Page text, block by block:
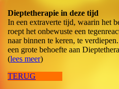
Dieptetherapie in deze tijd
In een extraverte tijd, waarin het
roept het onbewuste een
naar binnen te keren, te
een grote behoefte aan
(lees meer)
TERUG